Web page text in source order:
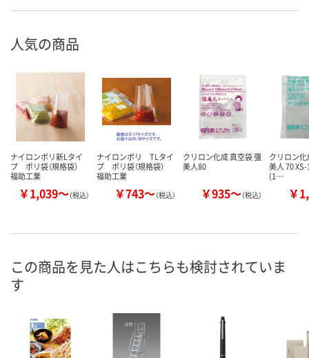
人気の商品
ナイロンポリ新Lタイ
プ ポリ袋（規格袋）
福助工業
￥1,039～（税込）
ナイロンポリ TLタイ
プ ポリ袋（規格袋）
福助工業
￥743～（税込）
クリロン化成 真空袋 彊
美人80
￥935～（税込）
クリロン
美人 70
(1…
￥
この商品を見た人はこちらも検討されていま
す